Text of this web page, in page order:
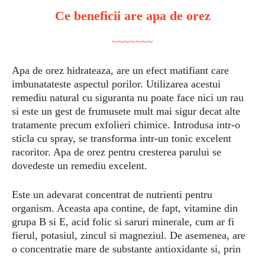
Ce beneficii are apa de orez
~~~~~~~
Apa de orez hidrateaza, are un efect matifiant care
imbunatateste aspectul porilor. Utilizarea acestui
remediu natural cu siguranta nu poate face nici un rau
si este un gest de frumusete mult mai sigur decat alte
tratamente precum exfolieri chimice. Introdusa intr-o
sticla cu spray, se transforma intr-un tonic excelent
racoritor. Apa de orez pentru cresterea parului se
dovedeste un remediu excelent.
Este un adevarat concentrat de nutrienti pentru
organism. Aceasta apa contine, de fapt, vitamine din
grupa B si E, acid folic si saruri minerale, cum ar fi
fierul, potasiul, zincul si magneziul. De asemenea, are
o concentratie mare de substante antioxidante si, prin